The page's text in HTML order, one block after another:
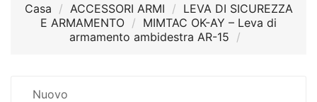
Casa ACCESSORI ARMI
LEVA DI SICUREZZA
E ARMAMENTO
MIMTAC OK-AY – Leva di
armamento ambidestra AR-15
Nuovo